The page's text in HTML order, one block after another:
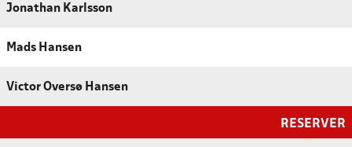
Jonathan Karlsson
Mads Hansen
Victor Oversø Hansen
RESERVER